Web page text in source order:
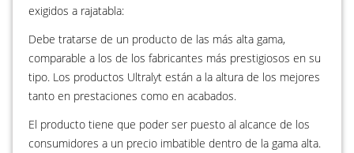
exigidos a rajatabla:
Debe tratarse de un producto de las más alta gama,
comparable a los de los fabricantes más prestigiosos en su
tipo. Los productos Ultralyt están a la altura de los mejores
tanto en prestaciones como en acabados.
El producto tiene que poder ser puesto al alcance de los
consumidores a un precio imbatible dentro de la gama alta.